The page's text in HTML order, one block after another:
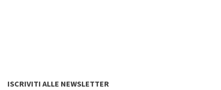
ISCRIVITI ALLE NEWSLETTER